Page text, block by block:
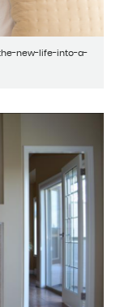
new-life-into-a-